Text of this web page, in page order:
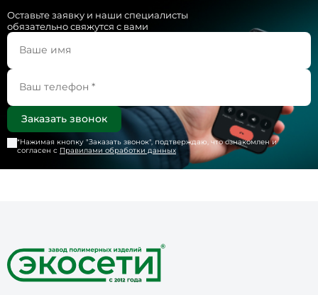
Оставьте заявку и наши специалисты
обязательно свяжутся с вами
*Нажимая кнопку "Заказать звонок", подтверждаю, что ознакомлен и
согласен с Правилами обработки данных